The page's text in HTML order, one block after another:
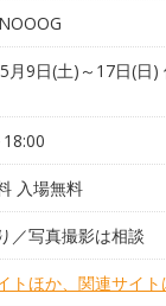
月9日(土)～17日(日
入場無料
／写真撮影は相談
トほか、関連サイト